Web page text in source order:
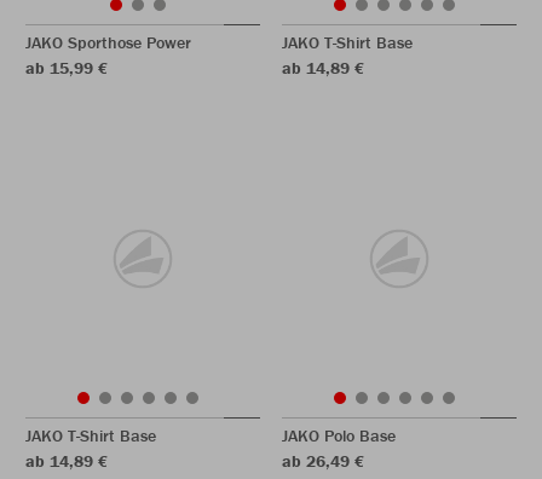
JAKO Sporthose Power
ab 15,99 €
JAKO T-Shirt Base
ab 14,89 €
JAKO T-Shirt Base
ab 14,89 €
JAKO Polo Base
ab 26,49 €